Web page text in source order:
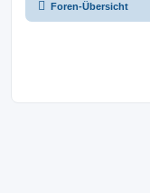
Foren-Übersicht